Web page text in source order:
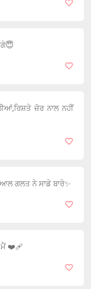
ਜ਼ੋਰ ਨਾਲ ਨਹੀਂ
ਗਲਤ ਨੇ ਸਾਡੇ ਬਾਰੇ✨
ਮੈਂ ❤️‍🩹